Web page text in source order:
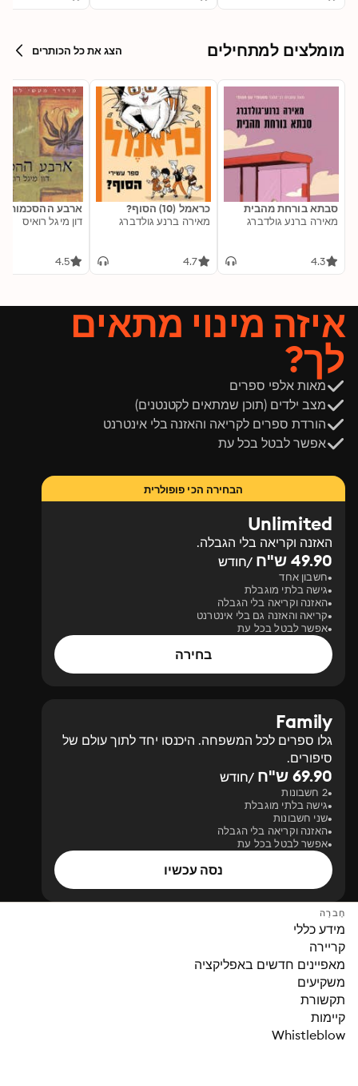
מומלצים למתחילים הצג את כל הכותרים
סבתא בורחת מהבית
מאירה ברנע גולדברג
4.3
כראמל (10) הסוף?
מאירה ברנע גולדברג
4.7
ארבע ההסכמות
דון מיגל רואיס
4.5
איזה מינוי מתאים
לך?
מאות אלפי ספרים
מצב ילדים (תוכן שמתאים לקטנטנים)
הורדת ספרים לקריאה והאזנה בלי אינטרנט
אפשר לבטל בכל עת
הבחירה הכי פופולרית
Unlimited
האזנה וקריאה בלי הגבלה.
49.90 ש"ח /חודש
חשבון אחד
גישה בלתי מוגבלת
האזנה וקריאה בלי הגבלה
קריאה והאזנה גם בלי אינטרנט
אפשר לבטל בכל עת
בחירה
Family
גלו ספרים לכל המשפחה. היכנסו יחד לתוך עולם של
סיפורים.
69.90 ש"ח /חודש
2 חשבונות
גישה בלתי מוגבלת
שני חשבונות
האזנה וקריאה בלי הגבלה
אפשר לבטל בכל עת
נסה עכשיו
חֶברָה
מידע כללי
קריירה
מאפיינים חדשים באפליקציה
משקיעים
תקשורת
קיימות
Whistleblow